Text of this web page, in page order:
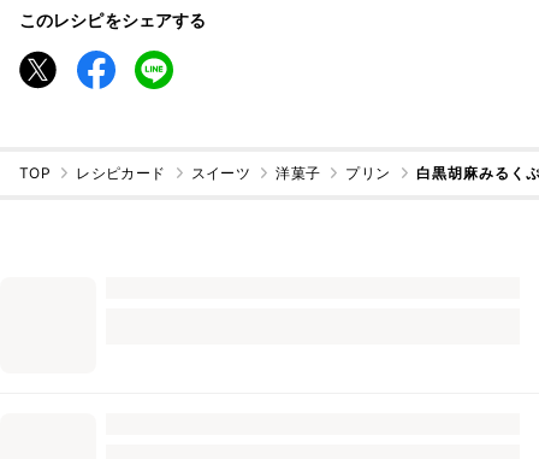
このレシピをシェアする
TOP レシピカード スイーツ 洋菓子 プリン 白黒胡麻みるく